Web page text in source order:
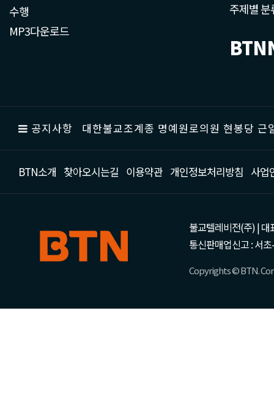
수행
MP3다운로드
주제별 분
공지사항 대한불교조계종 명예원로의원 현봉당
BTN소개 찾아오시는길 이용약관 개인정보처리방침 사업
불교텔레비전(주) | 대
통신판매업신고 : 서
Copyrights © BTN.